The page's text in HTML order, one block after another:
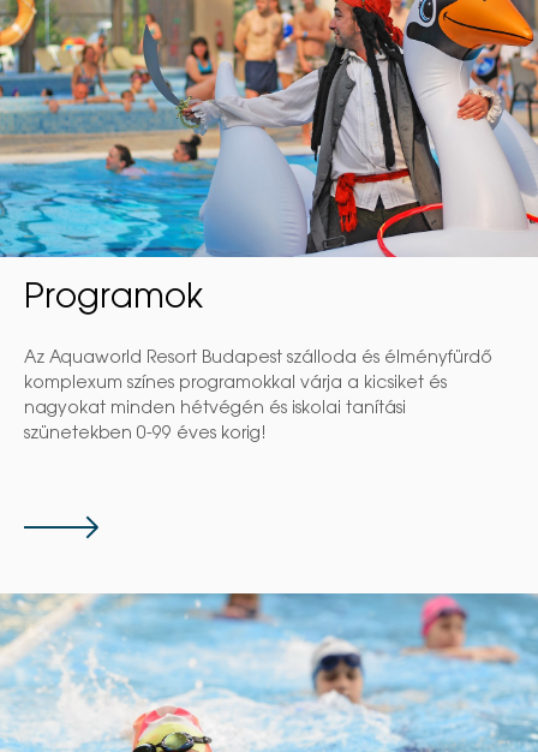
Programok
Az Aquaworld Resort Budapest szálloda és élményfürdő
komplexum színes programokkal várja a kicsiket és
nagyokat minden hétvégén és iskolai tanítási
szünetekben 0-99 éves korig!
Tovább